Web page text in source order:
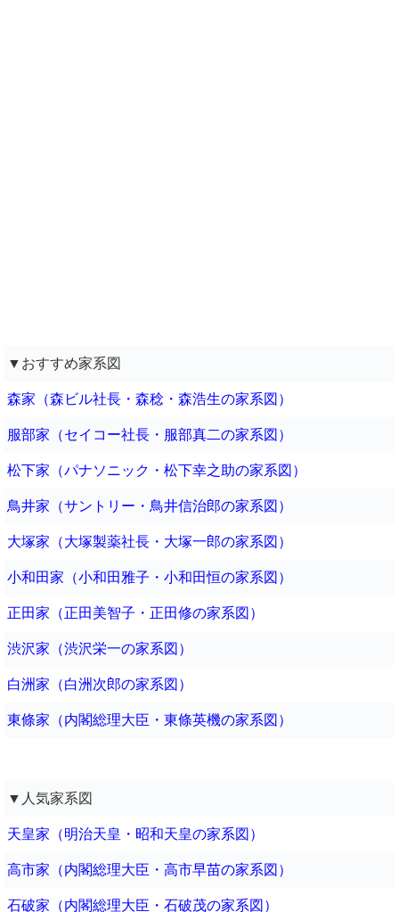
▼おすすめ家系図
森家（森ビル社長・森稔・森浩生の家系図）
服部家（セイコー社長・服部真二の家系図）
松下家（パナソニック・松下幸之助の家系図）
鳥井家（サントリー・鳥井信治郎の家系図）
大塚家（大塚製薬社長・大塚一郎の家系図）
小和田家（小和田雅子・小和田恒の家系図）
正田家（正田美智子・正田修の家系図）
渋沢家（渋沢栄一の家系図）
白洲家（白洲次郎の家系図）
東條家（内閣総理大臣・東條英機の家系図）
▼人気家系図
天皇家（明治天皇・昭和天皇の家系図）
高市家（内閣総理大臣・高市早苗の家系図）
石破家（内閣総理大臣・石破茂の家系図）